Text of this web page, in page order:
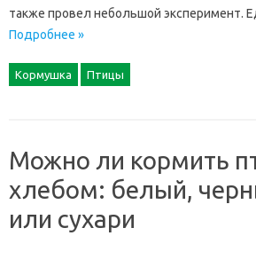
также провел небольшой эксперимент.
Подробнее »
Кормушка Птицы
Можно ли кормить
хлебом: белый,
или сухари